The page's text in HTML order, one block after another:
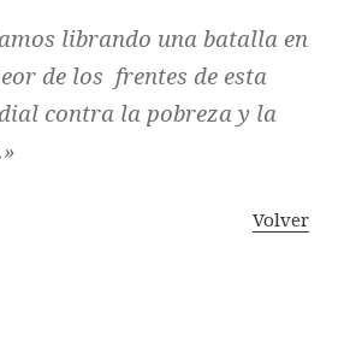
librando una batalla en
de los frentes de esta
contra la pobreza y la
Volver